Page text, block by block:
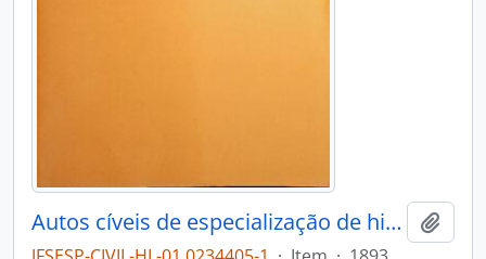
Autos cíveis de especialização de hipoteca legal